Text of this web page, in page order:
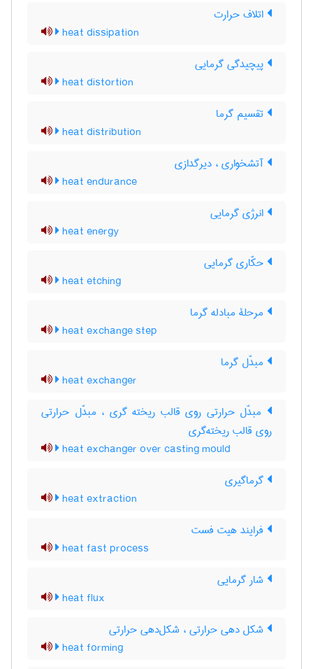
اتلاف حرارت
heat dissipation
پیچیدگی گرمایی
heat distortion
تقسیم گرما
heat distribution
آتشخواری ، دیرگدازی
heat endurance
انرژی گرمایی
heat energy
حکّاری گرمایی
heat etching
مرحلۀ مبادله گرما
heat exchange step
مبدّل گرما
heat exchanger
مبدّل حرارتی روی قالب ریخته گری ، مبدّل حرارتی
روی قالب ریخته‌گری
heat exchanger over casting mould
گرماگیری
heat extraction
فرایند هیت فست
heat fast process
شار گرمایی
heat flux
شکل دهی حرارتی ، شکل‌دهی حرارتی
heat forming